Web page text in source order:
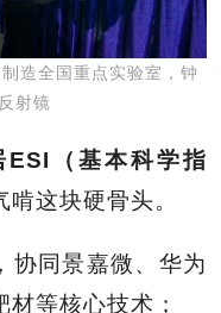
造全国重点实验室，钟
射镜
（基本科学指
啃这块硬骨头。
协同景嘉微、华为
等核心技术；